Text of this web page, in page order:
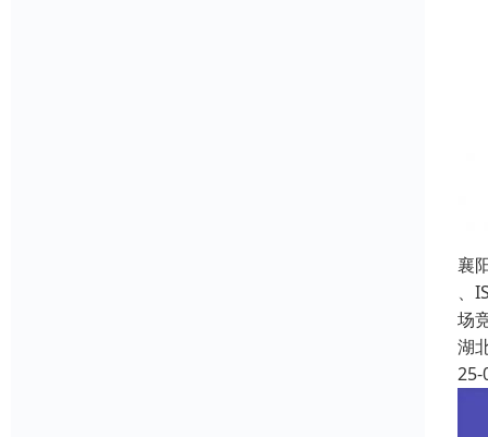
襄
、
场
湖
25-